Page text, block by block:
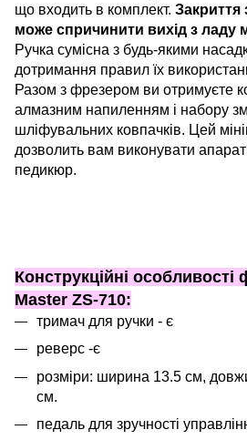
що входить в комплект. Закриття
може спричинити вихід з ладу
Ручка сумісна з будь-якими
дотримання правил їх
Разом з фрезером ви отримуєте
алмазним напиленням і набору
шліфувальних ковпачків. Цей
дозволить вам виконувати
педикюр.
Конструкційні особливості
Master ZS-710:
тримач для ручки - є
реверс -є
розміри: ширина 13.5 см,
см.
педаль для зручності